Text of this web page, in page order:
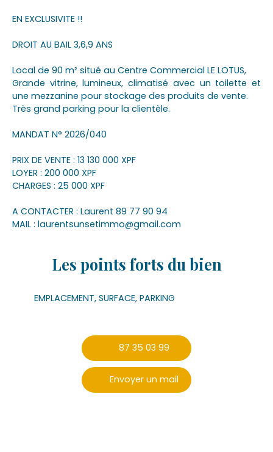
EN EXCLUSIVITE !!
DROIT AU BAIL 3,6,9 ANS
Local de 90 m² situé au Centre Commercial LE LOTUS,
Grande vitrine, lumineux, climatisé avec un toilette et
une mezzanine pour stockage des produits de vente.
Très grand parking pour la clientèle.
MANDAT N° 2026/040
PRIX DE VENTE : 13 130 000 XPF
LOYER : 200 000 XPF
CHARGES : 25 000 XPF
A CONTACTER : Laurent 89 77 90 94
MAIL : laurentsunsetimmo@gmail.com
Les points forts du bien
EMPLACEMENT, SURFACE, PARKING
87 35 03 99
Envoyer un mail